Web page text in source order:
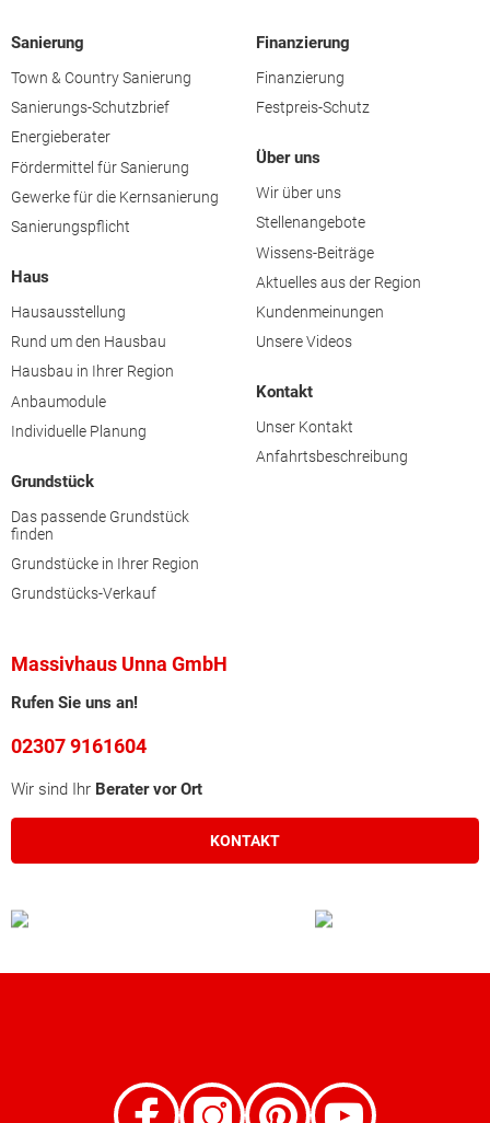
Sanierung
Town & Country Sanierung
Sanierungs-Schutzbrief
Energieberater
Fördermittel für Sanierung
Gewerke für die Kernsanierung
Sanierungspflicht
Haus
Hausausstellung
Rund um den Hausbau
Hausbau in Ihrer Region
Anbaumodule
Individuelle Planung
Grundstück
Das passende Grundstück
finden
Grundstücke in Ihrer Region
Grundstücks-Verkauf
Finanzierung
Finanzierung
Festpreis-Schutz
Über uns
Wir über uns
Stellenangebote
Wissens-Beiträge
Aktuelles aus der Region
Kundenmeinungen
Unsere Videos
Kontakt
Unser Kontakt
Anfahrtsbeschreibung
Massivhaus Unna GmbH
Rufen Sie uns an!
02307 9161604
Wir sind Ihr Berater vor Ort
KONTAKT